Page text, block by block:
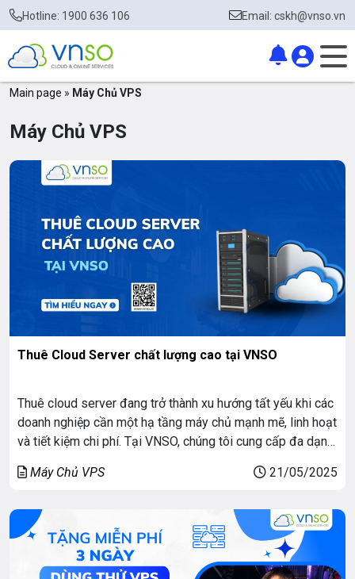
Hotline: 1900 636 106 Email: cskh@vnso.vn
Main page » Máy Chủ VPS
Máy Chủ VPS
Thuê Cloud Server chất lượng cao tại VNSO
Thuê cloud server đang trở thành xu hướng tất yếu khi các
doanh nghiệp cần một hạ tầng máy chủ mạnh mẽ, linh hoạt
và tiết kiệm chi phí. Tại VNSO, chúng tôi cung cấp đa dạng
Storage, Enterprise Cloud và Cloud VPS, đáp ứng mọi […]
Máy Chủ VPS 21/05/2025